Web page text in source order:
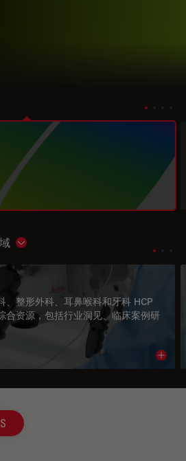
Show subnavigation
、整形外科、耳鼻喉科和牙科 HCP
合资源，包括行业洞见、临床案例研